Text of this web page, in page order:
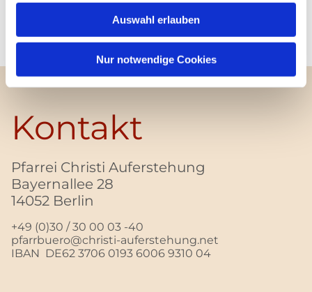
Auswahl erlauben
Nur notwendige Cookies
Kontakt
Pfarrei Christi Auferstehung
Bayernallee 28
14052 Berlin
+49 (0)30 / 30 00 03 -40
pfarrbuero@christi-auferstehung.net
IBAN DE62 3706 0193 6006 9310 04